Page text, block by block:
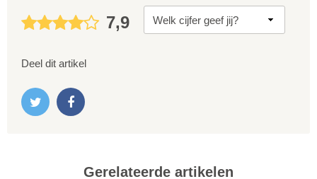
7,9
Deel dit artikel
Gerelateerde artikelen